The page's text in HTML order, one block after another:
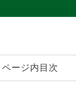
ページ内目次